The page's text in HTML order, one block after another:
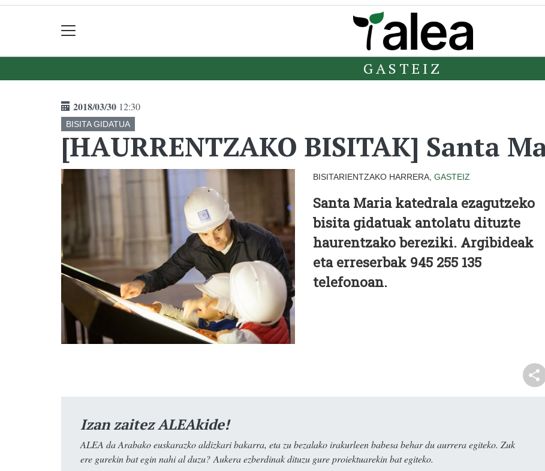
GASTEIZ
2018/03/30 12:30
BISITA GIDATUA
[HAURRENTZAKO BISITAK] Santa
BISITARIENTZAKO HARRERA, GASTEIZ
Santa Maria katedrala ezagutzeko
bisita gidatuak antolatu dituzte
haurentzako bereziki. Argibideak
eta erreserbak 945 255 135
telefonoan.
Izan zaitez ALEAkide!
ALEA da Arabako euskarazko aldizkari bakarra, eta zu bezalako irakurleen babesa behar du aurrera egiteko. Zuk
ere gurekin bat egin nahi al duzu? Aukera ezberdinak dituzu gure proiektuarekin bat egiteko.